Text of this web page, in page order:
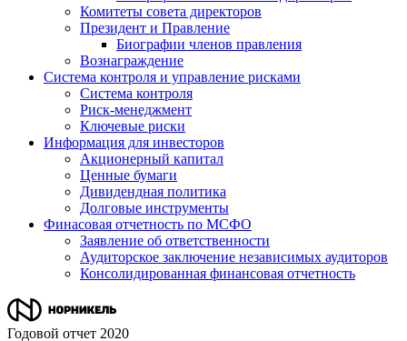
Комитеты совета директоров
Президент и Правление
Биографии членов правления
Вознаграждение
Система контроля и управление рисками
Система контроля
Риск-менеджмент
Ключевые риски
Информация для инвесторов
Акционерный капитал
Ценные бумаги
Дивидендная политика
Долговые инструменты
Финасовая отчетность по МСФО
Заявление об ответственности
Аудиторское заключение независимых аудиторов
Консолидированная финансовая отчетность
Годовой отчет 2020